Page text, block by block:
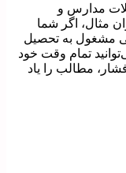
مدارس و
مثال، اگر شما
مشغول به تحصیل
تمام وقت خود
مطالب را یاد